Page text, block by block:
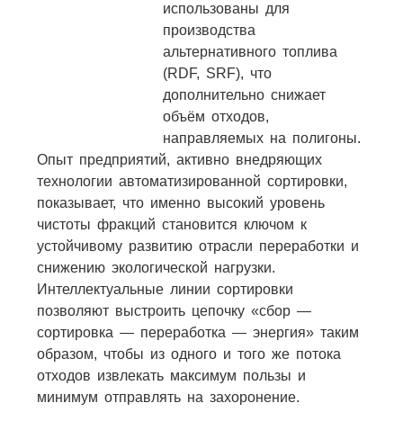
использованы для
производства
альтернативного топлива
(RDF, SRF), что
дополнительно снижает
объём отходов,
направляемых на полигоны.
Опыт предприятий, активно внедряющих
технологии автоматизированной сортировки,
показывает, что именно высокий уровень
чистоты фракций становится ключом к
устойчивому развитию отрасли переработки и
снижению экологической нагрузки.
Интеллектуальные линии сортировки
позволяют выстроить цепочку «сбор —
сортировка — переработка — энергия» таким
образом, чтобы из одного и того же потока
отходов извлекать максимум пользы и
минимум отправлять на захоронение.